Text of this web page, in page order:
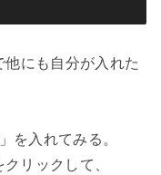
他にも自分が入れた
を入れてみる。
リックして、